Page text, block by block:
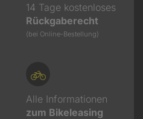
14 Tage kostenloses
Rückgaberecht
(bei Online-Bestellung)
Alle Informationen
zum Bikeleasing